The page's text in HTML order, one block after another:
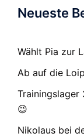
Neueste
Wählt Pia zur
Ab auf die
Trainingslager
😉
Nikolaus bei